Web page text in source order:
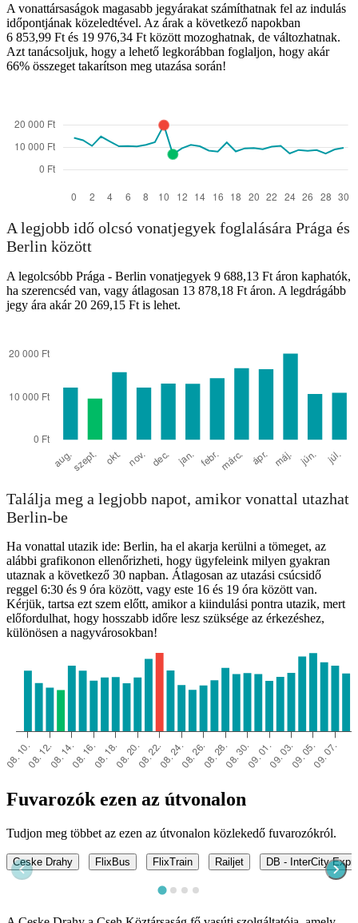
A vonattársaságok magasabb jegyárakat számíthatnak fel az indulás
időpontjának közeledtével. Az árak a következő napokban
6 853,99 Ft és 19 976,34 Ft között mozoghatnak, de változhatnak.
Azt tanácsoljuk, hogy a lehető legkorábban foglaljon, hogy akár
66% összeget takarítson meg utazása során!
A legjobb idő olcsó vonatjegyek foglalására Prága és
Berlin között
A legolcsóbb Prága - Berlin vonatjegyek 9 688,13 Ft áron kaphatók,
ha szerencséd van, vagy átlagosan 13 878,18 Ft áron. A legdrágább
jegy ára akár 20 269,15 Ft is lehet.
Találja meg a legjobb napot, amikor vonattal utazhat
Berlin-be
Ha vonattal utazik ide: Berlin, ha el akarja kerülni a tömeget, az
alábbi grafikonon ellenőrizheti, hogy ügyfeleink milyen gyakran
utaznak a következő 30 napban. Átlagosan az utazási csúcsidő
reggel 6:30 és 9 óra között, vagy este 16 és 19 óra között van.
Kérjük, tartsa ezt szem előtt, amikor a kiindulási pontra utazik, mert
előfordulhat, hogy hosszabb időre lesz szüksége az érkezéshez,
különösen a nagyvárosokban!
Fuvarozók ezen az útvonalon
Tudjon meg többet az ezen az útvonalon közlekedő fuvarozókról.
Ceske Drahy FlixBus FlixTrain Railjet DB - InterCity